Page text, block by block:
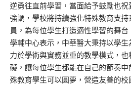
逆勇往直前學習，當面給予鼓勵也
強調，學校將持續強化特殊教育支
員，為每位學生打造適性學習的舞台
學輔中心表示，中華醫大秉持以學
力於學術與實務並重的教學模式，
礙，讓每位學生都能在自己的節奏
殊教育學生可以圓夢，營造友善的